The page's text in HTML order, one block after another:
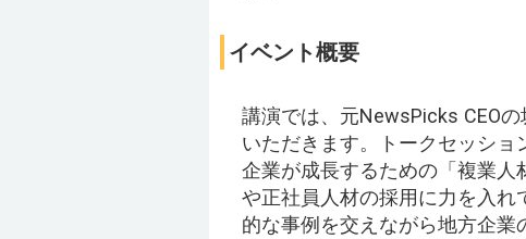
イベント概要
講演では、元NewsPicks CEO
いただきます。トークセッシ
企業が成長するための「複業人
や正社員人材の採用に力を入
的な事例を交えながら地方企